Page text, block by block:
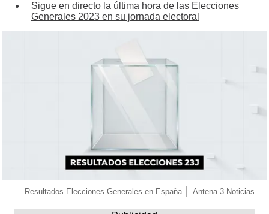
Sigue en directo la última hora de las Elecciones
Generales 2023 en su jornada electoral
Resultados Elecciones Generales en España Antena 3 Noticias